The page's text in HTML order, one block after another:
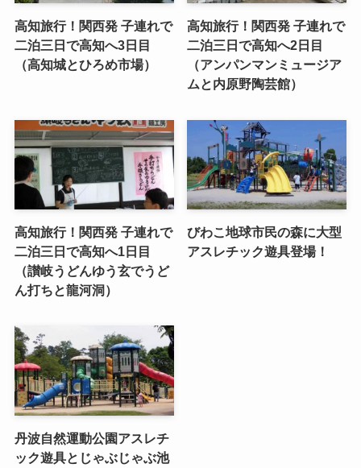
高知旅行！関西発 子連れで
二泊三日で高知へ3日目
（高知城とひろめ市場）
高知旅行！関西発 子連れで
二泊三日で高知へ2日目
（アンパンマンミュージア
ムと内原野陶芸館）
高知旅行！関西発 子連れで
二泊三日で高知へ1日目
（讃岐うどんゆう玄でうど
ん打ちと龍河洞）
びわこ地球市民の森に大型
アスレチック遊具登場！
丹波自然運動公園アスレチ
ック遊具とじゃぶじゃぶ池